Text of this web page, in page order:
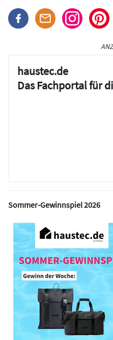
haustec.de
Das Fachportal für
Sommer-Gewinnspiel 2026